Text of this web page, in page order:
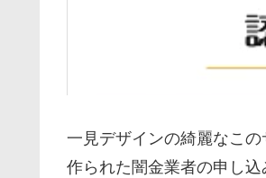
一見デザインの綺麗なこ
作られた闇金業者の申し込